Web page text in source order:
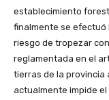
establecimiento
finalmente se efectuó
riesgo de tropezar
reglamentada en el
tierras de la provincia
actualmente impide